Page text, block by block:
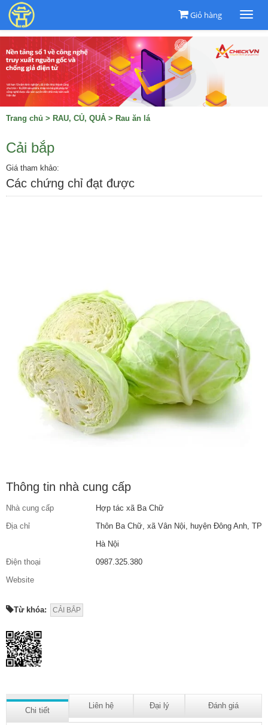
Giỏ hàng
Trang chủ > RAU, CỦ, QUẢ > Rau ăn lá
Cải bắp
Giá tham khảo:
Các chứng chỉ đạt được
Thông tin nhà cung cấp
Nhà cung cấp
Hợp tác xã Ba Chữ
Địa chỉ
Thôn Ba Chữ, xã Vân Nội, huyện Đông Anh, TP
Hà Nội
Điện thoại
0987.325.380
Website
Từ khóa: CẢI BẮP
Chi tiết
Liên hệ Đại lý Đánh giá